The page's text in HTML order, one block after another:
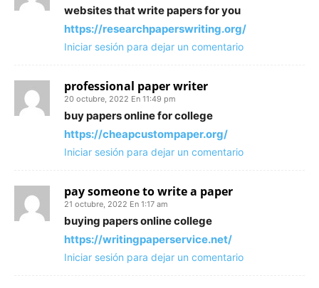
websites that write papers for you
https://researchpaperswriting.org/
Iniciar sesión para dejar un comentario
professional paper writer
20 octubre, 2022 En 11:49 pm
buy papers online for college
https://cheapcustompaper.org/
Iniciar sesión para dejar un comentario
pay someone to write a paper
21 octubre, 2022 En 1:17 am
buying papers online college
https://writingpaperservice.net/
Iniciar sesión para dejar un comentario